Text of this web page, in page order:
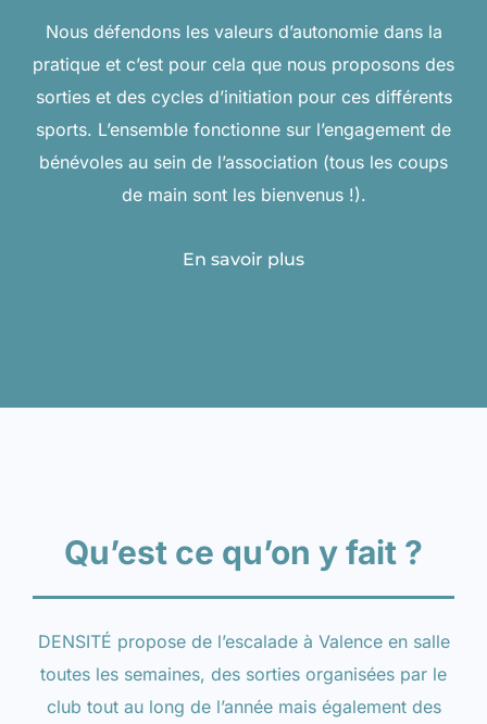
Nous défendons les valeurs d’autonomie dans la
pratique et c’est pour cela que nous proposons des
sorties et des cycles d’initiation pour ces différents
sports. L’ensemble fonctionne sur l’engagement de
bénévoles au sein de l’association (tous les coups
de main sont les bienvenus !).
En savoir plus
Qu’est ce qu’on y fait ?
DENSITÉ propose de l’escalade à Valence en salle
toutes les semaines, des sorties organisées par le
club tout au long de l’année mais également des